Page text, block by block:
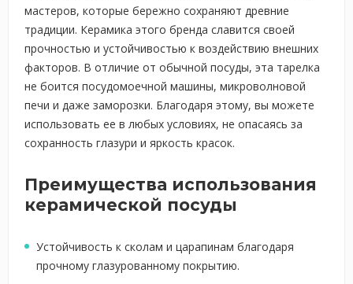
мастеров, которые бережно сохраняют древние
традиции. Керамика этого бренда славится своей
прочностью и устойчивостью к воздействию внешних
факторов. В отличие от обычной посуды, эта тарелка
не боится посудомоечной машины, микроволновой
печи и даже заморозки. Благодаря этому, вы можете
использовать ее в любых условиях, не опасаясь за
сохранность глазури и яркость красок.
Преимущества использования
керамической посуды
Устойчивость к сколам и царапинам благодаря
прочному глазурованному покрытию.